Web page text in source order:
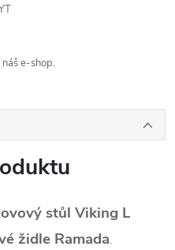
e-shop.
stůl Viking L
židle Ramada.